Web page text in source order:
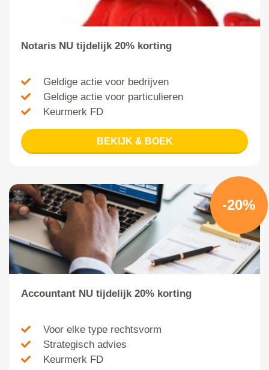
Notaris NU tijdelijk 20% korting
Geldige actie voor bedrijven
Geldige actie voor particulieren
Keurmerk FD
BEKIJK & BOEK
-20%
Accountant NU tijdelijk 20% korting
Voor elke type rechtsvorm
Strategisch advies
Keurmerk FD